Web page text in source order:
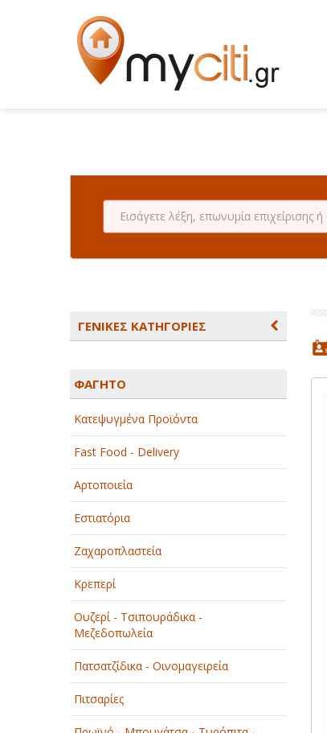
ΓΕΝΙΚΕΣ ΚΑΤΗΓΟΡΙΕΣ
ΑΘΛΗΤΙΣΜΟΣ
ΑΥΤΟΚΙΝΗΤΑ - ΜΗΧΑΝΕΣ - ΣΚΑΦΗ
ΔΙΑΣΚΕΔΑΣΗ - ΨΥΧΑΓΩΓΙΑ - ΤΕΧΝΕΣ
ΔΙΑΦΗΜΙΣΗ - ΜΜΕ
ΕΚΚΛΗΣΙΕΣ - ΦΙΛΑΝΘΡΩΠΙΚΑ
ΣΩΜΑΤΕΙΑ
ΕΚΠΑΙΔΕΥΣΗ - ΣΧΟΛΕΣ
ΕΜΠΟΡΙΟ - ΕΜΠΟΡΙΚΑ ΚΑΤΑΣΤΗΜΑΤΑ
ΕΡΓΟΣΤΑΣΙΑ - ΒΙΟΜΗΧΑΝΙΕΣ
ΞΕΝΟΔΟΧΕΙΑ - ΤΟΥΡΙΣΜΟΣ
ΟΜΟΡΦΙΑ
ΦΑΓΗΤΟ
Κατεψυγμένα Προϊόντα
Fast Food - Delivery
Αρτοποιεία
Εστιατόρια
Ζαχαροπλαστεία
Κρεπερί
Ουζερί - Τσιπουράδικα -
Μεζεδοπωλεία
Πατσατζίδικα - Οινομαγειρεία
Πιτσαρίες